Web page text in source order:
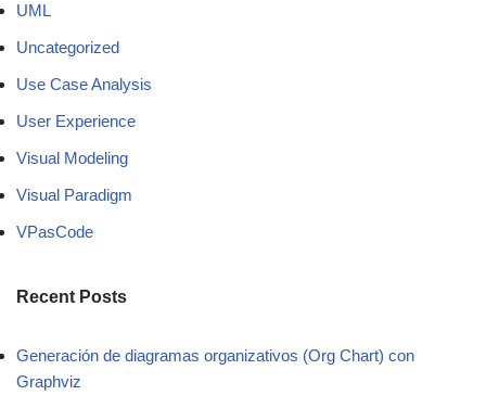
UML
Uncategorized
Use Case Analysis
User Experience
Visual Modeling
Visual Paradigm
VPasCode
Recent Posts
Generación de diagramas organizativos (Org Chart) con
Graphviz